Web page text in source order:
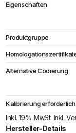
Eigenschaften
Produktgruppe
Alternative Codierung
Kalibrierung erforderlich
Inkl. 19% MwSt. Inkl.
Hersteller-Details